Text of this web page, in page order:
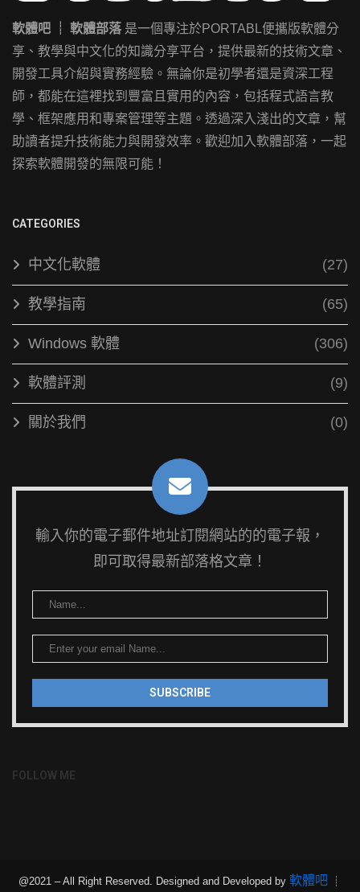
軟體吧 ┊ 軟體部落是一個專注於PORTABL便攜版軟體分
享、教學與中文化的知識分享平台，提供最新的技術文章、
開發工具介紹與實務經驗。無論你是初學者還是資深工程
師，都能在這裡找到豐富且實用的內容，包括程式語言教
學、框架應用和專案管理等主題。透過深入淺出的文章，幫
助讀者提升技術能力與開發效率。歡迎加入軟體部落，一起
探索軟體開發的無限可能！
CATEGORIES
中文化軟體 (27)
教學指南 (65)
Windows 軟體 (306)
軟體評測 (9)
關於我們 (0)
輸入你的電子郵件地址訂閱網站的的電子報，
即可取得最新部落格文章！
FOLLOW ME
@2021 – All Right Reserved. Designed and Developed by 軟體吧 ┊